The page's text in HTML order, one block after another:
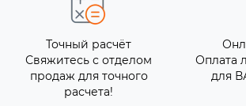
Точный расчёт
Свяжитесь с отделом
продаж для точного
расчета!
Оплата
для